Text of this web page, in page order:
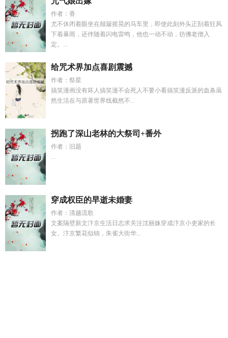
作者：香
尤不休闭着眼坐在颠簸摇晃的马车里，即使此刻外头正刮着狂风
下着暴雨，还伴随着闪电雷鸣，他也一动不动，彷佛老僧入
定。...
给咒术界加点喜剧震撼
作者：祭星
搞笑漫画没有坏人搞笑漫不会死人不要小看搞笑漫反派的血条虽
然生活在与原著世界线截然不...
拐跑了深山老林的大祭司+番外
作者：旧题
...
穿成权臣的早逝未婚妻
作者：清越流歌
文案隔壁新文汴京生活日志求关注沈丽姝穿成汴京小吏家的长
女。汴京繁花似锦，朱雀大街华...